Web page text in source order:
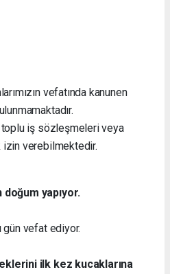
vefatında kanunen
toplu iş sözleşmeleri veya
izin verebilmektedir.
doğum yapıyor.
gün vefat ediyor.
ilk kez kucaklarına